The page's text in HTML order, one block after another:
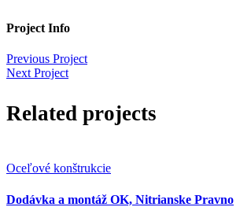
Project Info
Previous Project
Next Project
Related projects
Oceľové konštrukcie
Dodávka a montáž OK, Nitrianske Pravno